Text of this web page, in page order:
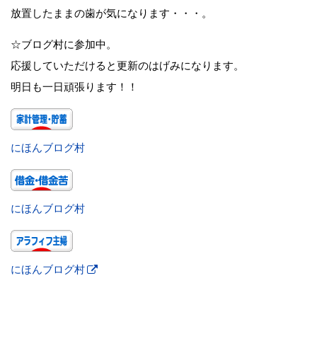
放置したままの歯が気になります・・・。
☆ブログ村に参加中。
応援していただけると更新のはげみになります。
明日も一日頑張ります！！
にほんブログ村
にほんブログ村
にほんブログ村